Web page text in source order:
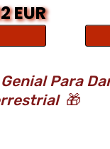
EUR
Para
🎁